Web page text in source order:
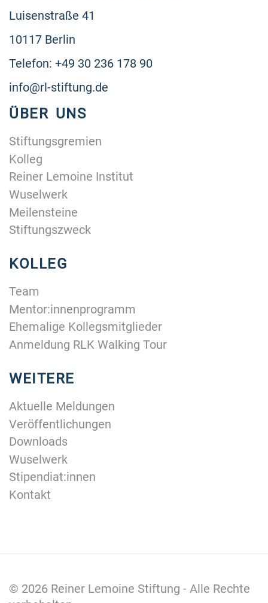
Luisenstraße 41
10117 Berlin
Telefon: +49 30 236 178 90
info@rl-stiftung.de
ÜBER UNS
Stiftungsgremien
Kolleg
Reiner Lemoine Institut
Wuselwerk
Meilensteine
Stiftungszweck
KOLLEG
Team
Mentor:innenprogramm
Ehemalige Kollegsmitglieder
Anmeldung RLK Walking Tour
WEITERE
Aktuelle Meldungen
Veröffentlichungen
Downloads
Wuselwerk
Stipendiat:innen
Kontakt
© 2026 Reiner Lemoine Stiftung - Alle Rechte